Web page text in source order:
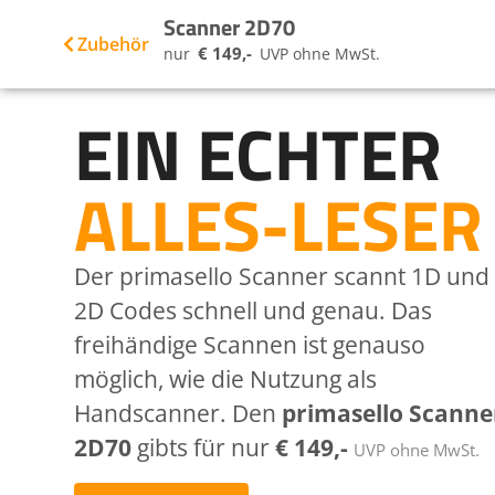
Zubehör Scanner 2D70
nur € 149,- UVP ohne MwSt.
EIN ECHTER
ALLES-LESER
Der primasello Scanner scannt 1D und
2D Codes schnell und genau. Das
freihändige Scannen ist genauso
möglich, wie die Nutzung als
Handscanner. Den primasello
2D70 gibts für nur€ 149,- UVP ohne MwSt.